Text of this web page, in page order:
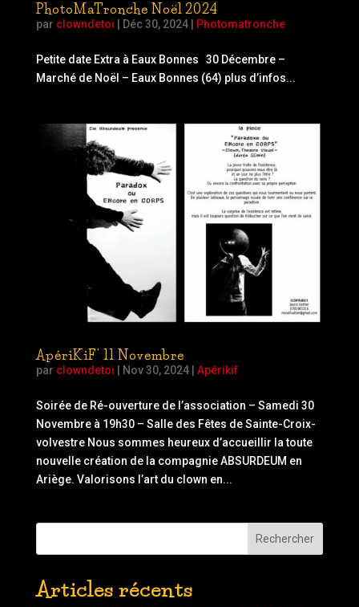
PhotoMaTronche Noël 2024
par clowndetoi Déc 30, 2024| Photomatronche
Petite date Extra à Eaux Bonnes 30 Décembre –
Marché de Noël – Eaux Bonnes (64) plus d’infos...
ApériKiF’ 11 Novembre
par clowndetoi Nov 30, 2024| Apérikif
Soirée de Ré-ouverture de l’association – Samedi 30
Novembre à 19h30 – Salle des Fêtes de Sainte-Croix-
volvestre Nous sommes heureux d’accueillir la toute
nouvelle création de la compagnie ABSURDEUM en
Ariège. Valorisons l’art du clown en...
Rechercher
Articles récents